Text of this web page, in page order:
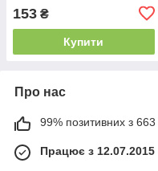
153 ₴
Купити
Про нас
99% позитивних з 663
Працює з 12.07.2015